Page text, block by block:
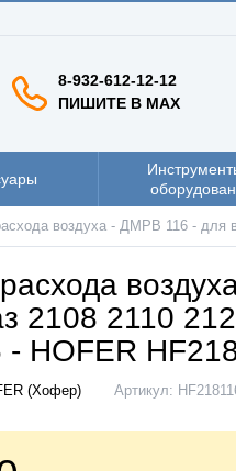
8-932-612-12-12
ПИШИТЕ В MAX
воздуха - ДМРВ 116 - для
2108 2110
HOFER
(Хофер) Артикул: